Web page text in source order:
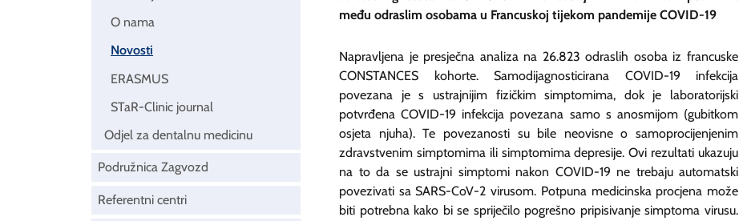
O nama
Novosti
ERASMUS
STaR-Clinic journal
Odjel za dentalnu medicinu
Podružnica Zagvozd
Referentni centri
među odraslim osobama u Francuskoj tijekom pandemije COVID-19
Napravljena je presječna analiza na 26.823 odraslih osoba iz francuske
CONSTANCES kohorte. Samodijagnosticirana COVID-19 infekcija
povezana je s ustrajnijim fizičkim simptomima, dok je laboratorijski
potvrđena COVID-19 infekcija povezana samo s anosmijom (gubitkom
osjeta njuha). Te povezanosti su bile neovisne o samoprocijenjenim
zdravstvenim simptomima ili simptomima depresije. Ovi rezultati ukazuju
na to da se ustrajni simptomi nakon COVID-19 ne trebaju automatski
povezivati sa SARS-CoV-2 virusom. Potpuna medicinska procjena može
biti potrebna kako bi se spriječilo pogrešno pripisivanje simptoma virusu.